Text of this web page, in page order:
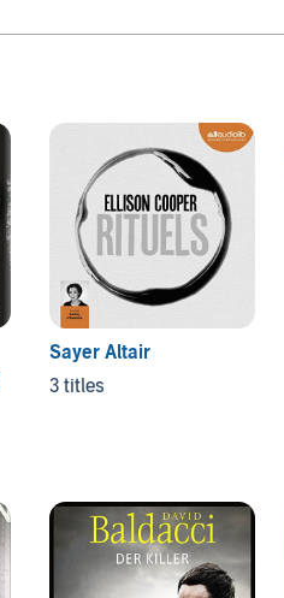
Sayer Altair
3 titles